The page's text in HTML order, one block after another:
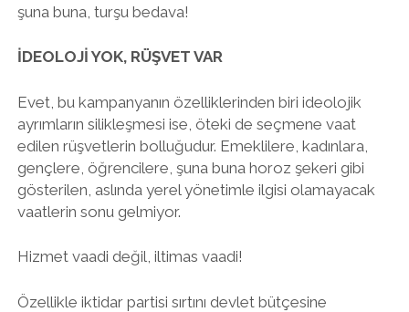
şuna buna, turşu bedava!
İDEOLOJİ YOK, RÜŞVET VAR
Evet, bu kampanyanın özelliklerinden biri ideolojik
ayrımların silikleşmesi ise, öteki de seçmene vaat
edilen rüşvetlerin bolluğudur. Emeklilere, kadınlara,
gençlere, öğrencilere, şuna buna horoz şekeri gibi
gösterilen, aslında yerel yönetimle ilgisi olamayacak
vaatlerin sonu gelmiyor.
Hizmet vaadi değil, iltimas vaadi!
Özellikle iktidar partisi sırtını devlet bütçesine